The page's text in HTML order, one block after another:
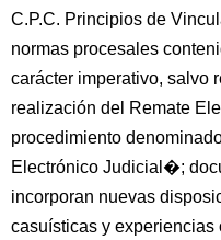
C.P.C. Principios de
normas procesales
carácter imperativo, salvo
realización del Remate
procedimiento
Electrónico Judicial�;
incorporan nuevas
casuísticas y